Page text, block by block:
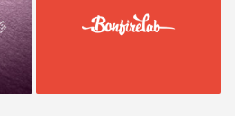
Bonfire Lab